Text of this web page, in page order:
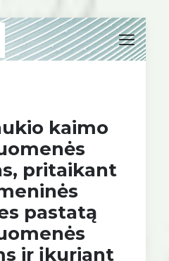
kaimo
pritaikant
pastatą
ir įkuriant